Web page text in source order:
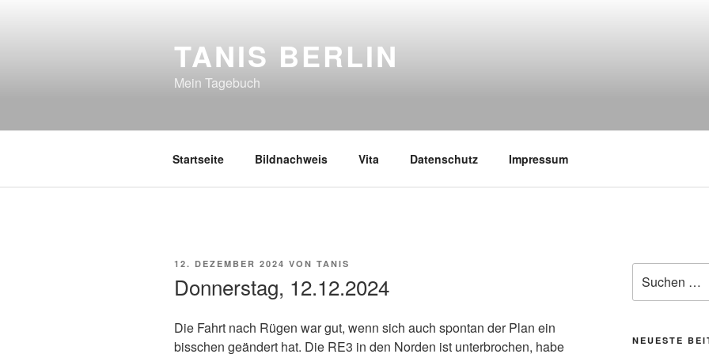
TANIS BERLIN
Mein Tagebuch
Startseite Bildnachweis Vita Datenschutz Impressum
VERÖFFENTLICHT
12. DEZEMBER 2024 VON TANIS
Donnerstag, 12.12.2024
Die Fahrt nach Rügen war gut, wenn sich auch spontan der Plan ein
bisschen geändert hat. Die RE3 in den Norden ist unterbrochen, habe
nach:
NEUESTE